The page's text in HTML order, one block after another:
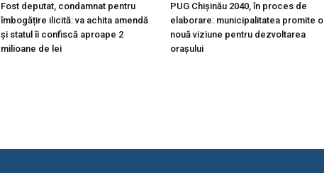
Fost deputat, condamnat pentru
îmbogățire ilicită: va achita amendă
și statul îi confiscă aproape 2
milioane de lei
PUG Chișinău 2040, în proces de
elaborare: municipalitatea promite o
nouă viziune pentru dezvoltarea
orașului